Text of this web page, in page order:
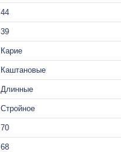
44
39
Карие
Каштановые
Длинные
Стройное
70
68